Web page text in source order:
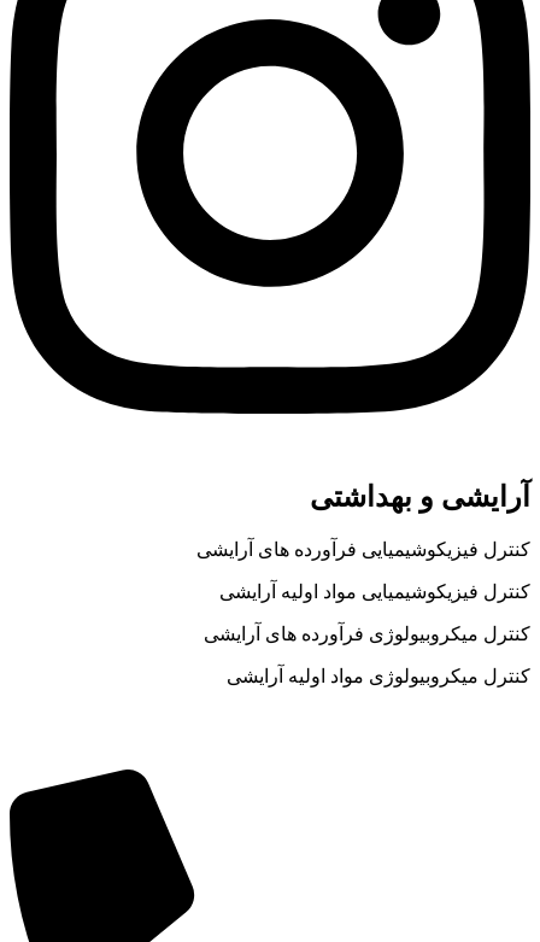
آرایشی و بهداشتی
کنترل فیزیکوشیمیایی فرآورده های آرایشی
کنترل فیزیکوشیمیایی مواد اولیه آرایشی
کنترل میکروبیولوژی فرآورده های آرایشی
کنترل میکروبیولوژی مواد اولیه آرایشی